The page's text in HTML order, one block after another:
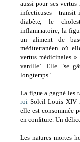
aussi pour ses
infectieuses - transit
diabète, le
inflammatoire, la
un aliment de
méditerranéen où
vertus médicinales
vanille". Elle "se
longtemps".
La figue a gagné les
roi Soleil Louis XIV
elle est consommée
en confiture. Un
Les natures mortes